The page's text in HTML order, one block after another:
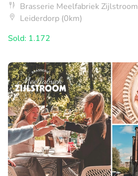
Brasserie Meelfabriek Zijlstroom
Leiderdorp (0km)
Sold: 1.172